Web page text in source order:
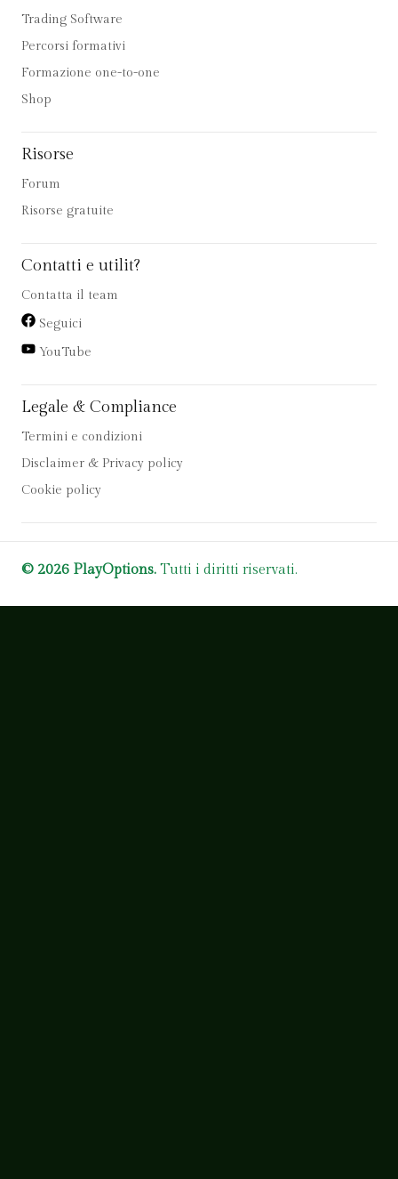
Trading Software
Percorsi formativi
Formazione one-to-one
Shop
Risorse
Forum
Risorse gratuite
Contatti e utilit?
Contatta il team
Seguici
YouTube
Legale & Compliance
Termini e condizioni
Disclaimer & Privacy policy
Cookie policy
© 2026 PlayOptions. Tutti i diritti riservati.